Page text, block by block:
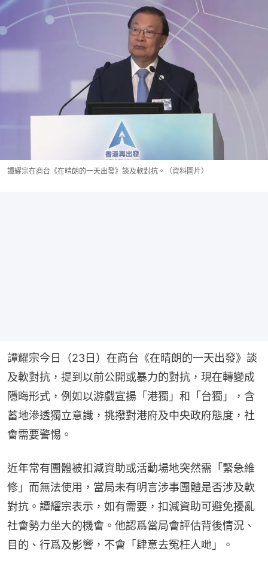
譚耀宗在商台《在晴朗的一天出發》談及軟對抗。（資料圖片）
譚耀宗今日（23日）在商台《在晴朗的一天出發》談
及軟對抗，提到以前公開或暴力的對抗，現在轉變成
隱晦形式，例如以游戲宣揚「港獨」和「台獨」，含
蓄地滲透獨立意識，挑撥對港府及中央政府態度，社
會需要警惕。
近年常有團體被扣減資助或活動場地突然需「緊急維
修」而無法使用，當局未有明言涉事團體是否涉及軟
對抗。譚耀宗表示，如有需要，扣減資助可避免擾亂
社會勢力坐大的機會。他認爲當局會評估背後情況、
目的、行爲及影響，不會「肆意去冤枉人哋」。